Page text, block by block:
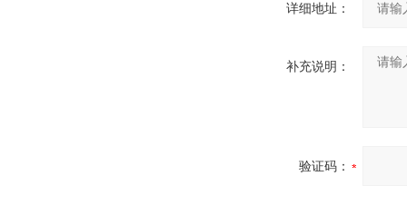
详细地址：
补充说明：
验证码：